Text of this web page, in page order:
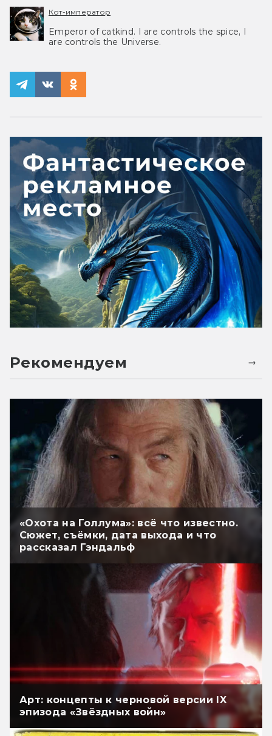
Кот-император
Emperor of catkind. I are controls the spice, I
are controls the Universe.
Рекомендуем
«Охота на Голлума»: всё что известно.
Сюжет, съёмки, дата выхода и что
рассказал Гэндальф
Арт: концепты к черновой версии IX
эпизода «Звёздных войн»